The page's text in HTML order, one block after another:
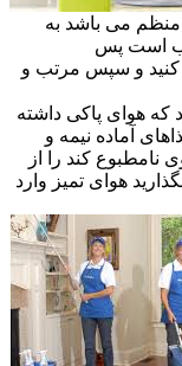
منظم می باشد به
است پس
کنید و سپس مرتب و
هوای پاکی داشته
آماده نیمه و
نامطبوع کند را از
هوای تمیز وارد